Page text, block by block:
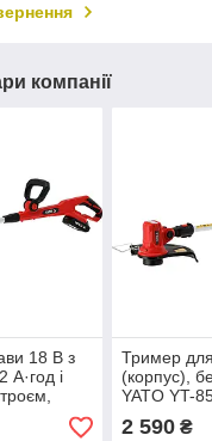
компанії
18 В з
А·год і
Тример
(корпус),
YATO YT-
2 590₴